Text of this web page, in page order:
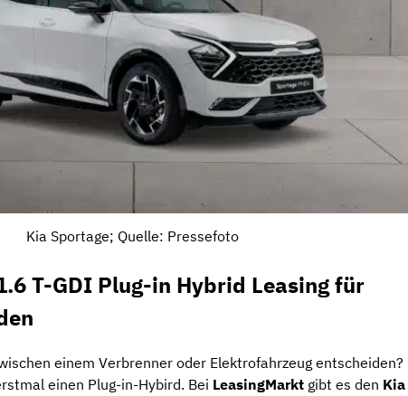
Kia Sportage; Quelle: Pressefoto
T-GDI Plug-in Hybrid Leasing für
einem Verbrenner oder Elektrofahrzeug entscheiden?
einen Plug-in-Hybird. Bei LeasingMarkt gibt es den Kia